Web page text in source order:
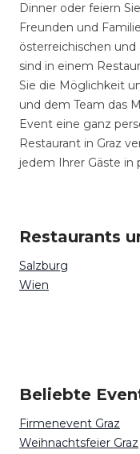
Dinner oder feiern
Freunden und
österreichischen
sind in einem
Sie die Möglichkeit
und dem Team das
Event eine ganz
Restaurant in Graz
jedem Ihrer Gäste in
Salzburg
Wien
Firmenevent Graz
Weihnachtsfeier Graz